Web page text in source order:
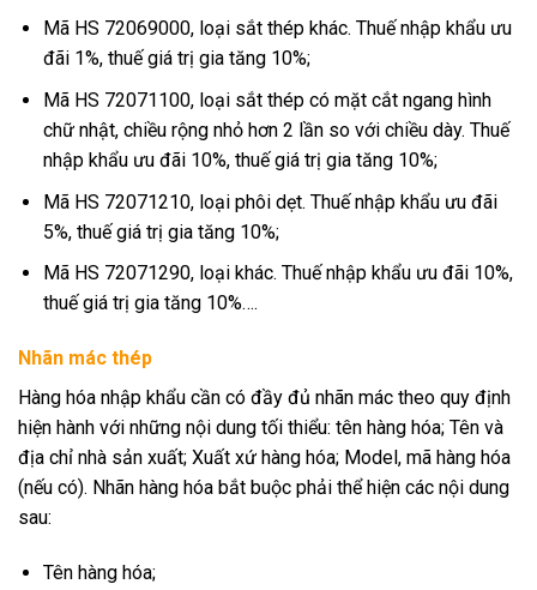
Mã HS 72069000, loại sắt thép khác. Thuế nhập khẩu ưu
đãi 1%, thuế giá trị gia tăng 10%;
Mã HS 72071100, loại sắt thép có mặt cắt ngang hình
chữ nhật, chiều rộng nhỏ hơn 2 lần so với chiều dày. Thuế
nhập khẩu ưu đãi 10%, thuế giá trị gia tăng 10%;
Mã HS 72071210, loại phôi dẹt. Thuế nhập khẩu ưu đãi
5%, thuế giá trị gia tăng 10%;
Mã HS 72071290, loại khác. Thuế nhập khẩu ưu đãi 10%,
thuế giá trị gia tăng 10%….
Nhãn mác thép
Hàng hóa nhập khẩu cần có đầy đủ nhãn mác theo quy định
hiện hành với những nội dung tối thiểu: tên hàng hóa; Tên và
địa chỉ nhà sản xuất; Xuất xứ hàng hóa; Model, mã hàng hóa
(nếu có). Nhãn hàng hóa bắt buộc phải thể hiện các nội dung
sau:
Tên hàng hóa;